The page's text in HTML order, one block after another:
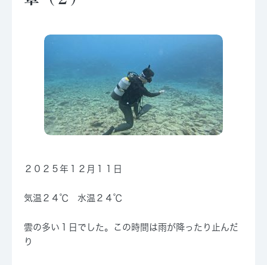
２０２５年１２月１１日
気温２４℃ 水温２４℃
雲の多い１日でした。この時間は雨が降ったり止んだ
り